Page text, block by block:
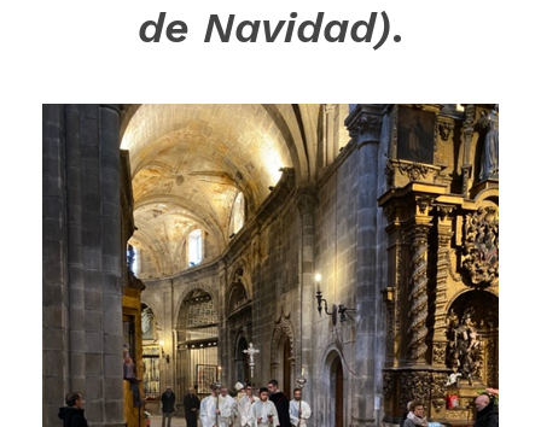
de Navidad).